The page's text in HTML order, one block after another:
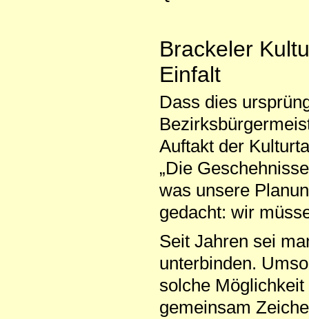
Brackeler
Einfalt
Dass dies
Auftakt der
„Die
was unsere
gedacht: wir
Seit Jahren sei
unterbinden.
solche
gemeinsam